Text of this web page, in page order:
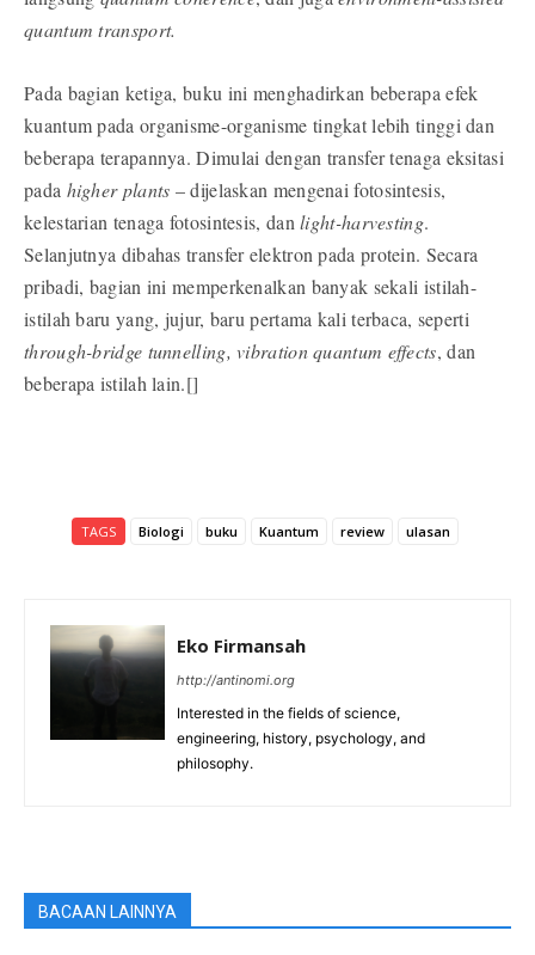
quantum transport.
Pada bagian ketiga, buku ini menghadirkan beberapa efek
kuantum pada organisme-organisme tingkat lebih tinggi dan
beberapa terapannya. Dimulai dengan transfer tenaga eksitasi
pada higher plants – dijelaskan mengenai fotosintesis,
kelestarian tenaga fotosintesis, danlight-harvesting.
Selanjutnya dibahas transfer elektron pada protein. Secara
pribadi, bagian ini memperkenalkan banyak sekali istilah-
istilah baru yang, jujur, baru pertama kali terbaca, seperti
through-bridge tunnelling, vibration quantum effects, dan
beberapa istilah lain.[]
TAGS Biologi buku Kuantum review ulasan
Eko Firmansah
http://antinomi.org
Interested in the fields of science,
engineering, history, psychology, and
philosophy.
BACAAN LAINNYA